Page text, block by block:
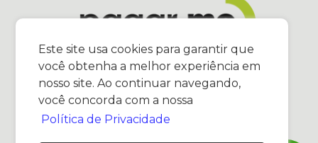
Este site usa cookies para garantir que
você obtenha a melhor experiência em
nosso site. Ao continuar navegando,
você concorda com a nossa
Política de Privacidade